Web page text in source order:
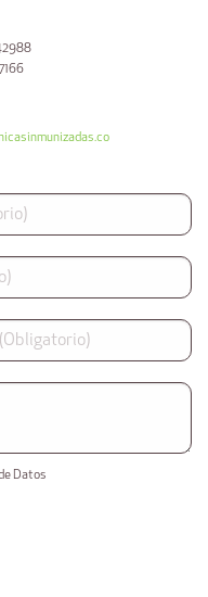
Datos